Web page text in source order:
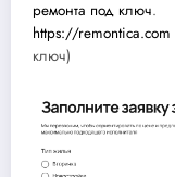
ремонта под ключ.
https://remontica.com
ключ)